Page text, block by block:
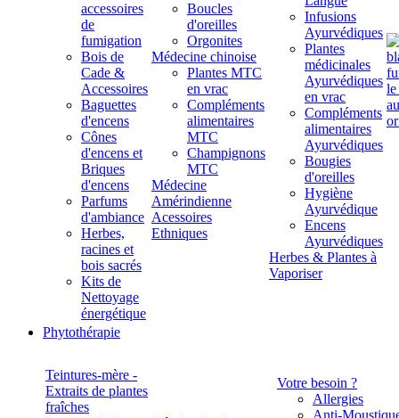
accessoires
de
fumigation
Bois de
Cade &
Accessoires
Baguettes
d'encens
Cônes
d'encens et
Briques
d'encens
Parfums
d'ambiance
Herbes,
racines et
bois sacrés
Kits de
Nettoyage
énergétique
Boucles
d'oreilles
Orgonites
Médecine chinoise
Plantes MTC
en vrac
Compléments
alimentaires
MTC
Champignons
MTC
Médecine
Amérindienne
Acessoires
Ethniques
Infusions
Ayurvédiques
Plantes
médicinales
Ayurvédiques
en vrac
Compléments
alimentaires
Ayurvédiques
Bougies
d'oreilles
Hygiène
Ayurvédique
Encens
Ayurvédiques
Herbes & Plantes à
Vaporiser
Phytothérapie
Teintures-mère -
Extraits de plantes
fraîches
Votre besoin ?
Allergies